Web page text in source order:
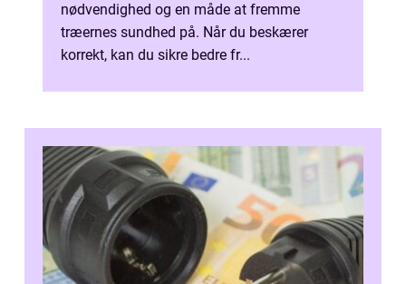
nødvendighed og en måde at fremme
træernes sundhed på. Når du beskærer
korrekt, kan du sikre bedre fr...